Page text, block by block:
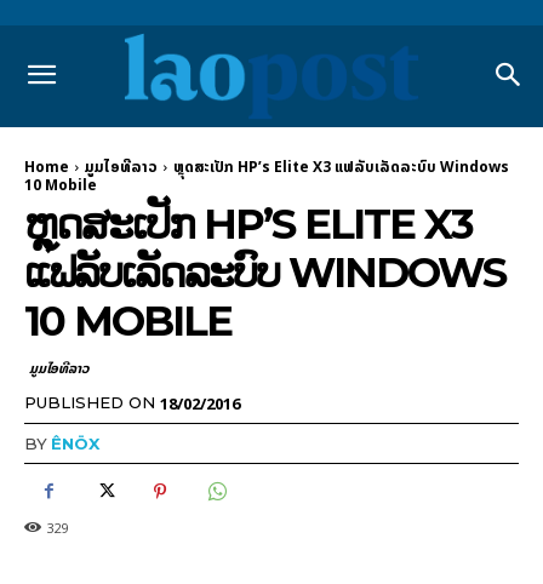
Home ມູມໄອທີລາວ
ຫຼຸດສະເປັກ HP’s Elite X3 ແຟລັບເລັດລະບົບ Windows
10 Mobile
ຫຼຸດສະເປັກ HP’S ELITE X3
ແຟລັບເລັດລະບົບ WINDOWS
10 MOBILE
ມູມໄອທີລາວ
PUBLISHED ON 18/02/2016
BY ÊNÖX
329